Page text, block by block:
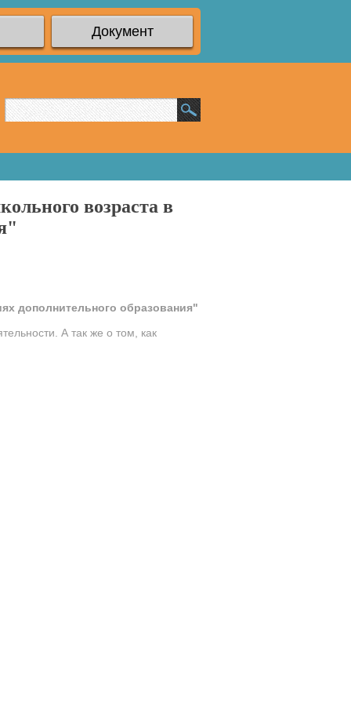
Документ
возраста в
дополнительного образования"
А так же о том, как